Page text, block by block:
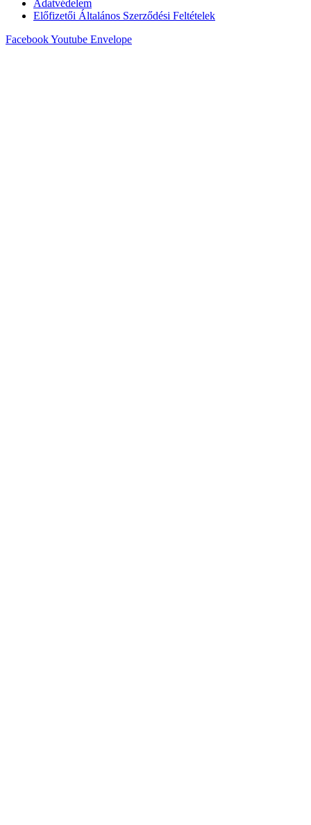
Adatvédelem
Előfizetői Általános Szerződési Feltételek
FacebookYoutube Envelope